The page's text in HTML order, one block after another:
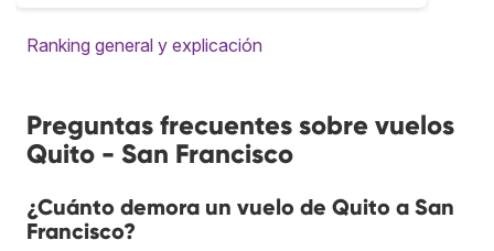
Ranking general y explicación
Preguntas frecuentes sobre vuelos
Quito - San Francisco
¿Cuánto demora un vuelo de Quito a San
Francisco?